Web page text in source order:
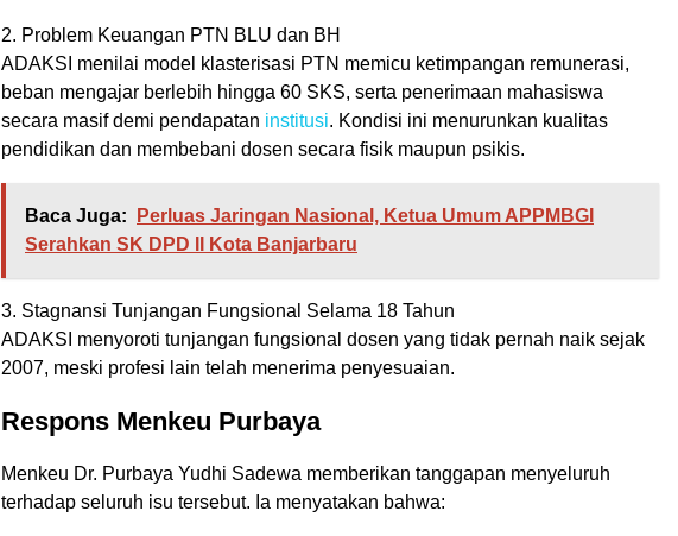
2. Problem Keuangan PTN BLU dan BH
ADAKSI menilai model klasterisasi PTN memicu ketimpangan remunerasi,
beban mengajar berlebih hingga 60 SKS, serta penerimaan mahasiswa
secara masif demi pendapatan institusi. Kondisi ini menurunkan kualitas
pendidikan dan membebani dosen secara fisik maupun psikis.
Baca Juga:
Perluas Jaringan Nasional, Ketua Umum APPMBGI
Serahkan SK DPD II Kota Banjarbaru
3. Stagnansi Tunjangan Fungsional Selama 18 Tahun
ADAKSI menyoroti tunjangan fungsional dosen yang tidak pernah naik sejak
2007, meski profesi lain telah menerima penyesuaian.
Respons Menkeu Purbaya
Menkeu Dr. Purbaya Yudhi Sadewa memberikan tanggapan menyeluruh
terhadap seluruh isu tersebut. Ia menyatakan bahwa: